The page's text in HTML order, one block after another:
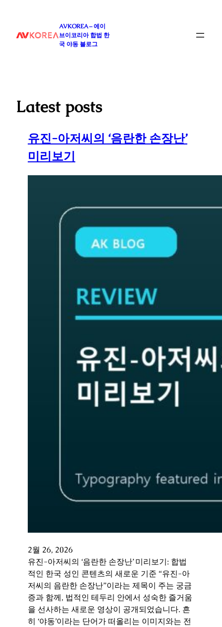
AVKOREA – 에이
브이코리아 합법 한
국 야동 블로그
Latest posts
유진-아저씨의 ‘음란한 손장난’
미리보기
2월 26, 2026
유진-아저씨의 ‘음란한 손장난’ 미리보기: 합법
적인 한국 성인 콘텐츠의 새로운 기준 “유진-아
저씨의 음란한 손장난”이라는 제목이 주는 궁금
증과 함께, 법적인 테두리 안에서 성숙한 즐거움
을 선사하는 새로운 영상이 공개되었습니다. 흔
히 ‘야동’이라는 단어가 떠올리는 이미지와는 전